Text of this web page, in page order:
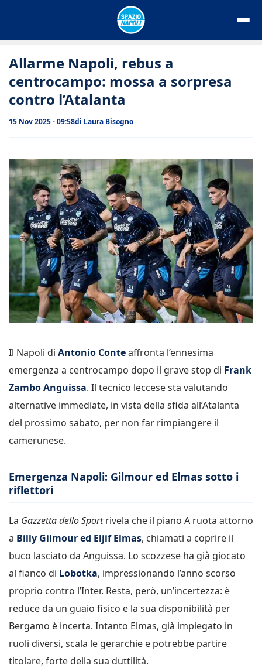
Allarme Napoli, rebus a
centrocampo: mossa a sorpresa
contro l’Atalanta
15 Nov 2025 - 09:58di Laura Bisogno
Il Napoli di Antonio Conteaffronta l’ennesima
emergenza a centrocampo dopo il grave stop di Frank
Zambo Anguissa. Il tecnico leccese sta valutando
alternative immediate, in vista della sfida all’Atalanta
del prossimo sabato, per non far rimpiangere il
camerunese.
Emergenza Napoli: Gilmour ed Elmas sotto i
riflettori
La Gazzetta dello Sportrivela che il piano A ruota attorno
a Billy Gilmour ed Eljif Elmas, chiamati a coprire il
buco lasciato da Anguissa. Lo scozzese ha già giocato
al fianco di Lobotka, impressionando l’anno scorso
proprio contro l’Inter. Resta, però, un’incertezza: è
reduce da un guaio fisico e la sua disponibilità per
Bergamo è incerta. Intanto Elmas, già impiegato in
ruoli diversi, scala le gerarchie e potrebbe partire
titolare, forte della sua duttilità.